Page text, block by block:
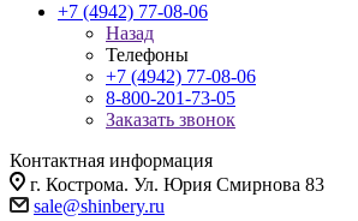
+7 (4942) 77-08-06
Назад
Телефоны
+7 (4942) 77-08-06
8-800-201-73-05
Заказать звонок
Контактная информация
г. Кострома. Ул. Юрия Смирнова 83
sale@shinbery.ru